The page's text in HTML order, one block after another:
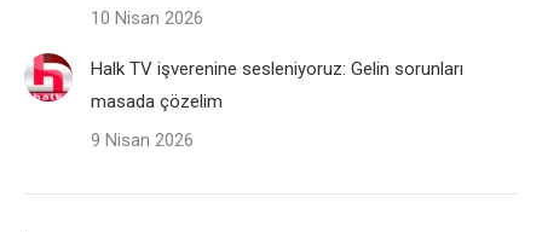
10 Nisan 2026
Halk TV işverenine sesleniyoruz: Gelin sorunları
masada çözelim
9 Nisan 2026